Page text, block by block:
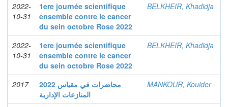
2022-
10-31
1ere journée scientifique
ensemble contre le cancer
du sein octobre Rose 2022
BELKHEIR, Khadidja
2022-
10-31
1ere journée scientifique
ensemble contre le cancer
du sein octobre Rose 2022
BELKHEIR, Khadidja
2017
2022 محاضرات في مقياس
المنازعات الإدارية
MANKOUR, Kouider